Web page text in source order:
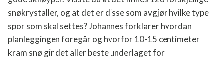
gode skiløyper. Visste du at det finnes 128
forskjellige snøkrystaller, og at det er disse som
avgjør hvilke type spor som skal settes? Johannes
forklarer hvordan planleggingen foregår og hvorfor